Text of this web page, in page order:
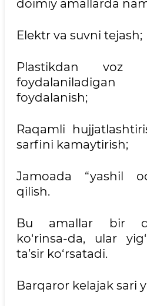
doimiy amallarda
Elektr va suvni tejash;
Plastikdan voz
foydalaniladigan
foydalanish;
Raqamli
sarfini kamaytirish;
Jamoada “yashil
qilish.
Bu amallar bir
ko‘rinsa-da, ular
ta’sir ko‘rsatadi.
Barqaror kelajak sari